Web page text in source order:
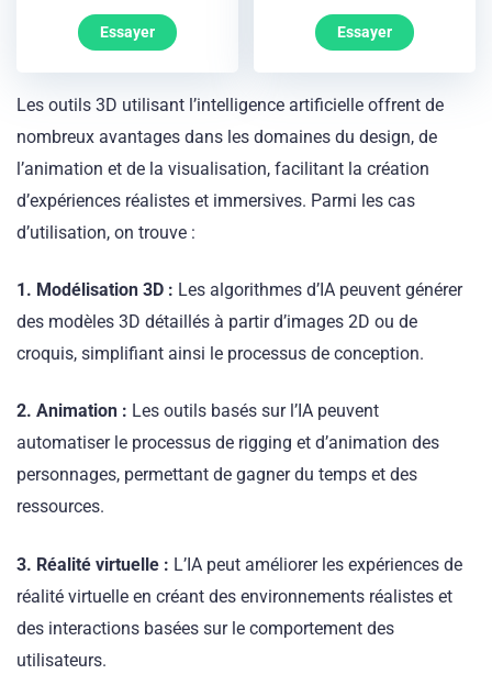
Essayer Essayer
Les outils 3D utilisant l’intelligence artificielle offrent de
nombreux avantages dans les domaines du design, de
l’animation et de la visualisation, facilitant la création
d’expériences réalistes et immersives. Parmi les cas
d’utilisation, on trouve :
1. Modélisation 3D : Les algorithmes d’IA peuvent générer
des modèles 3D détaillés à partir d’images 2D ou de
croquis, simplifiant ainsi le processus de conception.
2. Animation : Les outils basés sur l’IA peuvent
automatiser le processus de rigging et d’animation des
personnages, permettant de gagner du temps et des
ressources.
3. Réalité virtuelle : L’IA peut améliorer les expériences de
réalité virtuelle en créant des environnements réalistes et
des interactions basées sur le comportement des
utilisateurs.